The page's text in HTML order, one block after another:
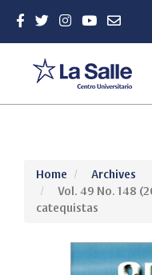
Navigation
Home
Archives
Vol. 49 No. 148
catequistas